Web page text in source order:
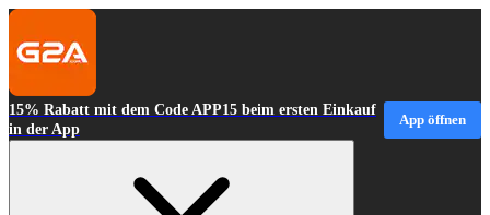
15% Rabatt mit dem Code APP15 beim ersten Einkauf
in der App
App öffnen